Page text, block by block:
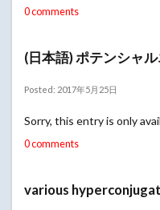
0 comments
(日本語) ポテンシャ
Posted: 2017年5月25日
Sorry, this entry is only
0 comments
various